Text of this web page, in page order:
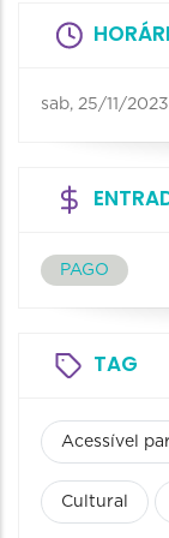
sab, 25/11/
PAGO
TAG
Acessível
Cultural